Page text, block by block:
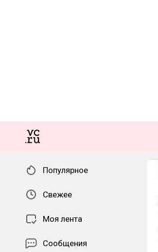
Популярное
Свежее
Моя лента
Сообщения